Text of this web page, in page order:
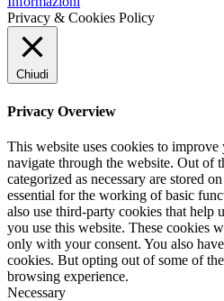
Privacy & Cookies Policy
Chiudi
Privacy Overview
This website uses cookies to
navigate through the website. Out of
categorized as necessary are stored
essential for the working of basic
also use third-party cookies that help
you use this website. These cookies
only with your consent. You also
cookies. But opting out of some of
browsing experience.
Necessary